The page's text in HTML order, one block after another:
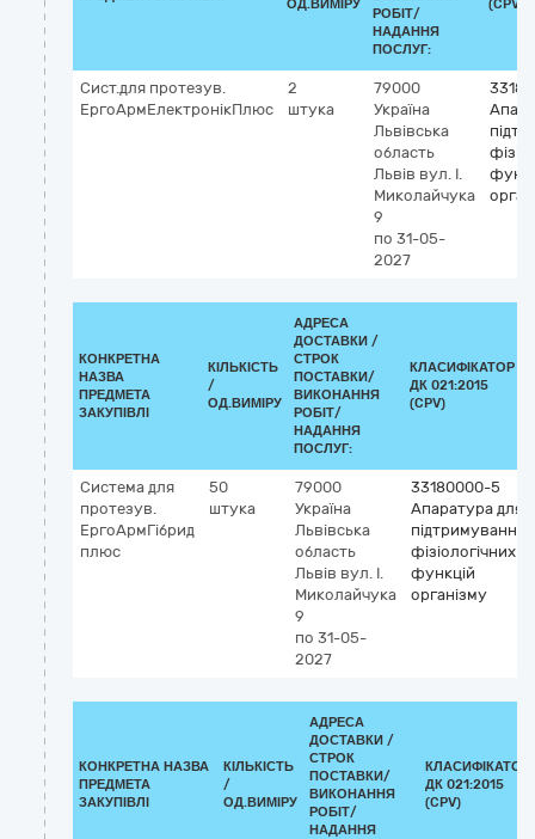
ОД.ВИМІРУ
РОБІТ/
НАДАННЯ
ПОСЛУГ:
(CPV)
Сист.для протезув.
ЕргоАрмЕлектронікПлюс
2
штука
79000
Україна
Львівська
область
Львів вул. І.
Миколайчука
9
по 31-05-
2027
КОНКРЕТНА
НАЗВА
ПРЕДМЕТА
ЗАКУПІВЛІ
КІЛЬКІСТЬ
/
ОД.ВИМІРУ
АДРЕСА
ДОСТАВКИ /
СТРОК
ПОСТАВКИ/
ВИКОНАННЯ
РОБІТ/
НАДАННЯ
ПОСЛУГ:
КЛАСИФІКАТОР
ДК 021:2015
(CPV)
Система для
протезув.
ЕргоАрмГібрид
плюс
50
штука
79000
Україна
Львівська
область
Львів вул. І.
Миколайчука
9
по 31-05-
2027
33180000-5
Апаратура для
підтримування
фізіологічних
функцій
організму
КОНКРЕТНА НАЗВА
ПРЕДМЕТА
ЗАКУПІВЛІ
КІЛЬКІСТЬ
/
ОД.ВИМІРУ
АДРЕСА
ДОСТАВКИ /
СТРОК
ПОСТАВКИ/
ВИКОНАННЯ
РОБІТ/
НАДАННЯ
КЛАСИФІКАТОР
ДК 021:2015
(CPV)